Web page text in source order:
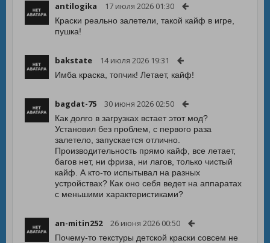
antilogika 17 июля 2026 01:30
Краски реально залетели, такой кайф в игре,
пушка!
bakstate 14 июля 2026 19:31
Имба краска, топчик! Летает, кайф!
bagdat-75 30 июня 2026 02:50
Как долго в загрузках встает этот мод?
Установил без проблем, с первого раза
залетело, запускается отлично.
Производительность прямо кайф, все летает,
багов нет, ни фриза, ни лагов, только чистый
кайф. А кто-то испытывал на разных
устройствах? Как оно себя ведет на аппаратах
с меньшими характеристиками?
an-mitin252 26 июня 2026 00:50
Почему-то текстуры детской краски совсем не